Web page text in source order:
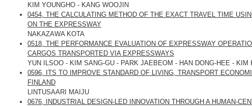
KIM YOUNGHO - KANG WOOJIN
0454, THE CALCULATING METHOD OF THE EXACT TRAVEL TIME
ON THE EXPRESSWAY
NAKAZAWA KOTA
0518, THE PERFORMANCE EVALUATION OF EXPRESSWAY
CARGOS TRANSPORTED VIA EXPRESSWAYS
YUN ILSOO - KIM SANG-GU - PARK JAEBEOM - HAN DONG-HEE - KIM
0596, ITS TO IMPROVE STANDARD OF LIVING, TRANSPORT
FINLAND
LINTUSAARI MAIJU
0676, INDUSTRIAL DESIGN-LED INNOVATION THROUGH A HUMAN-